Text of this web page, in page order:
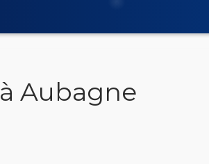
Aubagne